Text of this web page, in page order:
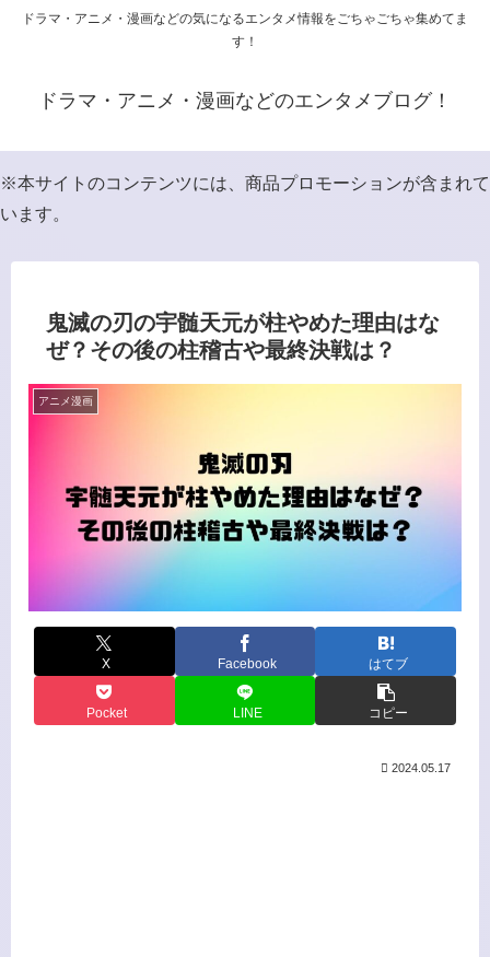
ドラマ・アニメ・漫画などの気になるエンタメ情報をごちゃごちゃ集めてま
す！
ドラマ・アニメ・漫画などのエンタメブログ！
※本サイトのコンテンツには、商品プロモーションが含まれて
います。
鬼滅の刃の宇髄天元が柱やめた理由はな
ぜ？その後の柱稽古や最終決戦は？
アニメ漫画
X Facebook はてブ
Pocket LINE コピー
2024.05.17